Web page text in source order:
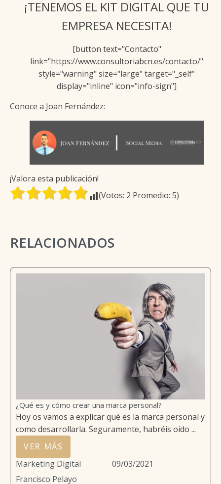
¡TENEMOS EL KIT DIGITAL QUE TU
EMPRESA NECESITA!
[button text="Contacto"
link="https://www.consultoriabcn.es/contacto/"
style="warning" size="large" target="_self"
display="inline" icon="info-sign"]
Conoce a Joan Fernández:
¡Valora esta publicación!
(Votos: 2 Promedio: 5)
RELACIONADOS
¿Qué es y cómo crear una marca personal?
Hoy os vamos a explicar qué es la marca personal y
como desarrollarla. Seguramente, habréis oído ...
VER MÁS
Marketing Digital
09/03/2021
Francisco Pelayo